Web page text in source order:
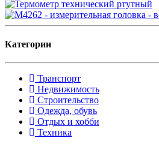
Категории
Транспорт
Недвижимость
Строительство
Одежда, обувь
Отдых и хобби
Техника